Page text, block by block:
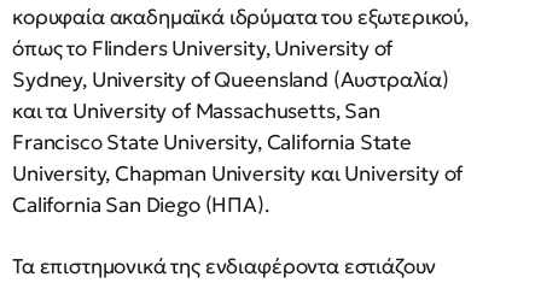
κορυφαία ακαδημαϊκά ιδρύματα του εξωτερικού,
όπως το Flinders University, University of
Sydney, University of Queensland (Αυστραλία)
και τα University of Massachusetts, San
Francisco State University, California State
University, Chapman University και University of
California San Diego (ΗΠΑ).
Τα επιστημονικά της ενδιαφέροντα εστιάζουν